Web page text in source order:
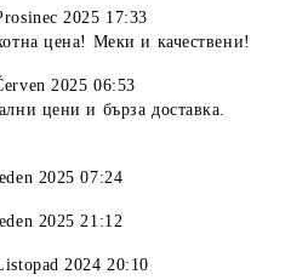
2025 17:33
цена! Меки и качествени!
2025 06:53
цени и бърза доставка.
2025 07:24
2025 21:12
2024 20:10